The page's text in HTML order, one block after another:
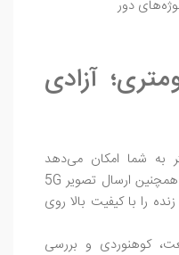
5 کیلومتری؛ آزادی
4000 تا 5000 متر به شما امکان می‌دهد
محدوده وسیعی را پوشش دهید. همچنین ارسال تصویر 5G
زنده را با کیفیت بالا روی
کوهنوردی و بررسی